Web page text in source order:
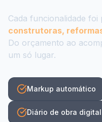
Cada funcionalidade foi
construtoras,
Do orçamento ao
um só lugar.
Markup automático
Diário de obra digital